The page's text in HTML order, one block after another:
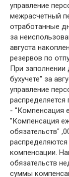
управление
межрасчетный
отработанные
за
августа
резервов по
При заполнении
бухучете" за
управление
- "Компенсация
"Компенсация
обязательств"
компенсации.
обязательств
суммы